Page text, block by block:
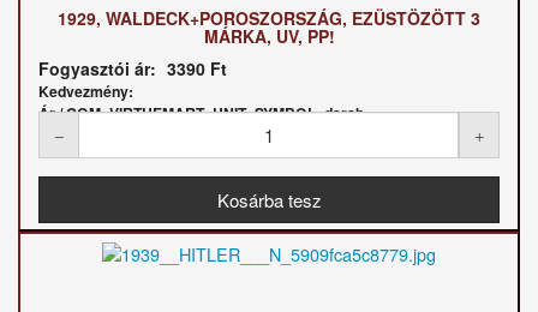
1929, WALDECK+POROSZORSZÁG, EZÜSTÖZÖTT 3
MÁRKA, UV, PP!
Fogyasztói ár: 3390 Ft
Kedvezmény:
Ár / COM_VIRTUEMART_UNIT_SYMBOL_darab: